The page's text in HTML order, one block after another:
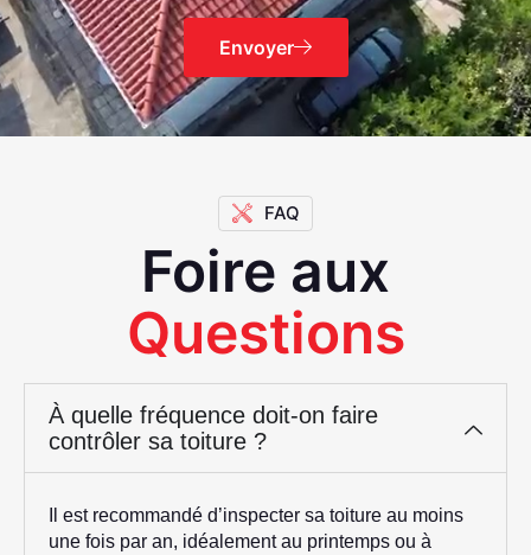
Envoyer
FAQ
Foire aux
Questions
À quelle fréquence doit-on faire
contrôler sa toiture ?
Il est recommandé d’inspecter sa toiture au moins
une fois par an, idéalement au printemps ou à